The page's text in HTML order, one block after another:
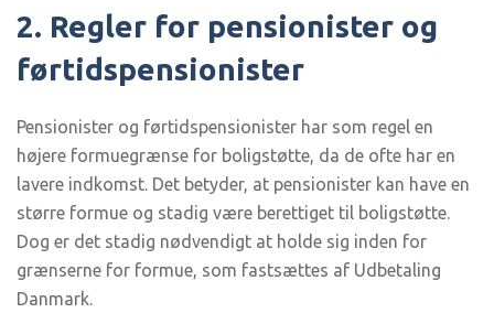
2. Regler for pensionister og
førtidspensionister
Pensionister og førtidspensionister har som regel en
højere formuegrænse for boligstøtte, da de ofte har en
lavere indkomst. Det betyder, at pensionister kan have en
større formue og stadig være berettiget til boligstøtte.
Dog er det stadig nødvendigt at holde sig inden for
grænserne for formue, som fastsættes af Udbetaling
Danmark.